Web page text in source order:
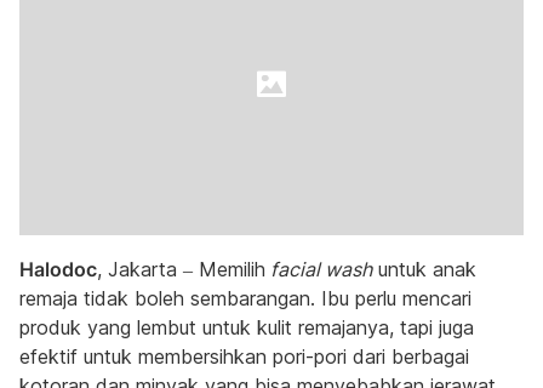
Halodoc, Jakarta – Memilih facial washuntuk anak
remaja tidak boleh sembarangan. Ibu perlu mencari
produk yang lembut untuk kulit remajanya, tapi juga
efektif untuk membersihkan pori-pori dari berbagai